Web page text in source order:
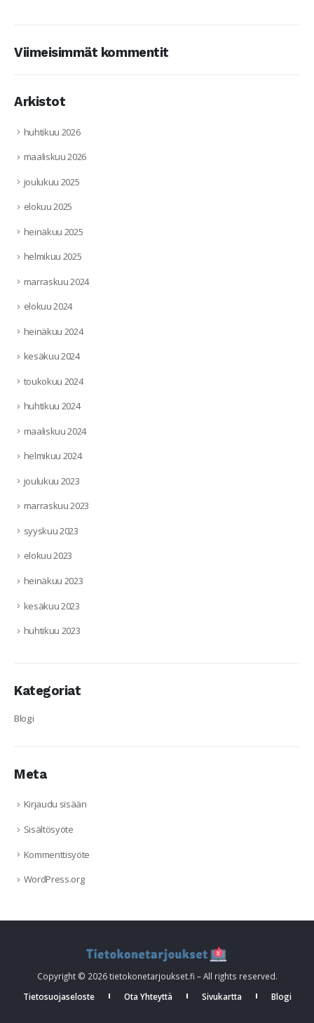
Viimeisimmät kommentit
Arkistot
huhtikuu 2026
maaliskuu 2026
joulukuu 2025
elokuu 2025
heinäkuu 2025
helmikuu 2025
marraskuu 2024
elokuu 2024
heinäkuu 2024
kesäkuu 2024
toukokuu 2024
huhtikuu 2024
maaliskuu 2024
helmikuu 2024
joulukuu 2023
marraskuu 2023
syyskuu 2023
elokuu 2023
heinäkuu 2023
kesäkuu 2023
huhtikuu 2023
Kategoriat
Blogi
Meta
Kirjaudu sisään
Sisältösyöte
Kommenttisyöte
WordPress.org
Copyright © 2026 tietokonetarjoukset.fi – All rights reserved.
Tietosuojaseloste
Ota Yhteyttä Sivukartta Blogi